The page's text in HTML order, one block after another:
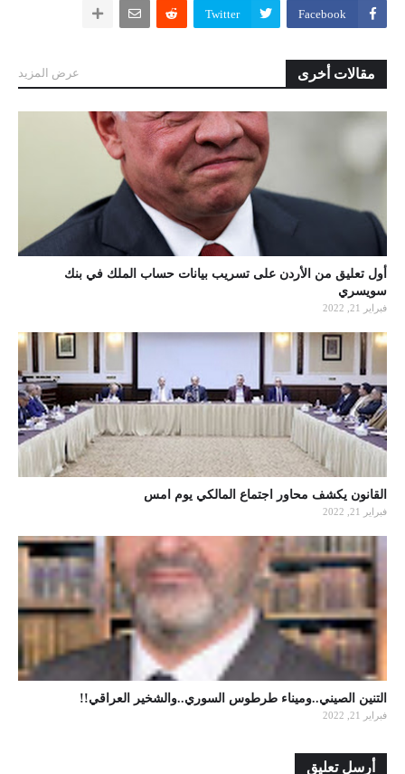
Facebook
Twitter
مقالات أخرى عرض المزيد
أول تعليق من الأردن على تسريب بيانات حساب الملك في بنك
سويسري
فبراير 21, 2022
القانون يكشف محاور اجتماع المالكي يوم امس
فبراير 21, 2022
التنين الصيني..وميناء طرطوس السوري..والشخير العراقي!!
فبراير 21, 2022
أرسل تعليق